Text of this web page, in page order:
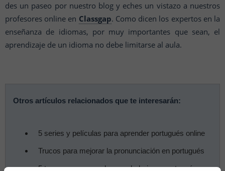
des un paseo por nuestro blog y eches un vistazo a nuestros
profesores online en Classgap. Como dicen los expertos en la
enseñanza de idiomas, por muy importantes que sean, el
aprendizaje de un idioma no debe limitarse al aula.
Otros artículos relacionados que te interesarán:
5 series y películas para aprender portugués online
Trucos para mejorar la pronunciación en portugués
5 trucos para aprender vocabulario en portugués